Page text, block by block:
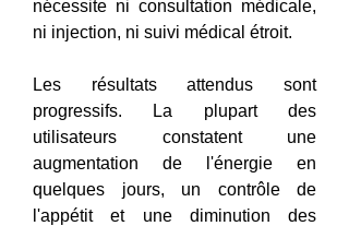
nécessite ni consultation médicale,
ni injection, ni suivi médical étroit.
Les résultats attendus sont
progressifs. La plupart des
utilisateurs constatent une
augmentation de l'énergie en
quelques jours, un contrôle de
l'appétit et une diminution des